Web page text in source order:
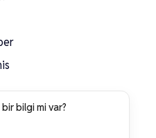
bilgi mi var?